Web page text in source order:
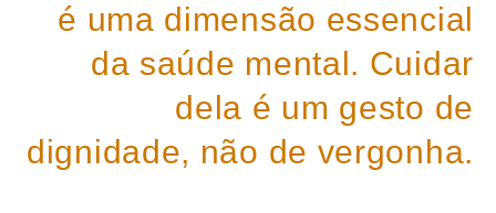
é uma dimensão essencial
da saúde mental. Cuidar
dela é um gesto de
dignidade, não de vergonha.